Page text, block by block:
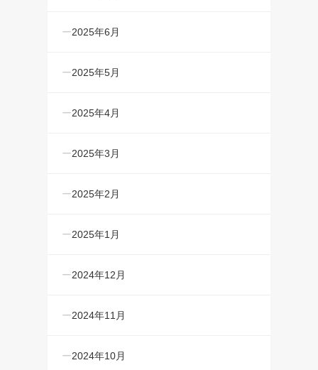
2025年6月
2025年5月
2025年4月
2025年3月
2025年2月
2025年1月
2024年12月
2024年11月
2024年10月